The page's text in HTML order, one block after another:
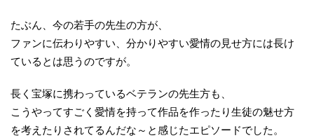
たぶん、今の若手の先生の方が、
ファンに伝わりやすい、分かりやすい愛情の見せ方には長け
ているとは思うのですが。
長く宝塚に携わっているベテランの先生方も、
こうやってすごく愛情を持って作品を作ったり生徒の魅せ方
を考えたりされてるんだな～と感じたエピソードでした。